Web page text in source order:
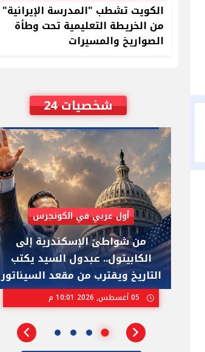
الكويت تشطب "المدرسة الإيرانية"
من الخريطة التعليمية تحت وطأة
الصواريخ والمسيرات
شخصيات 24
أول عربي في الكونجرس
من شواطئ الإسكندرية إلى
الكابيتول.. عبدول السيد يكتب
التاريخ ويقترب من مقعد السيناتور